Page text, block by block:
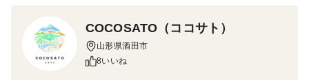
柔らかく、エグみが少ない孟宗筍です。孟宗汁や煮物、
COCOSATO（ココサト）
山形県酒田市
8いいね